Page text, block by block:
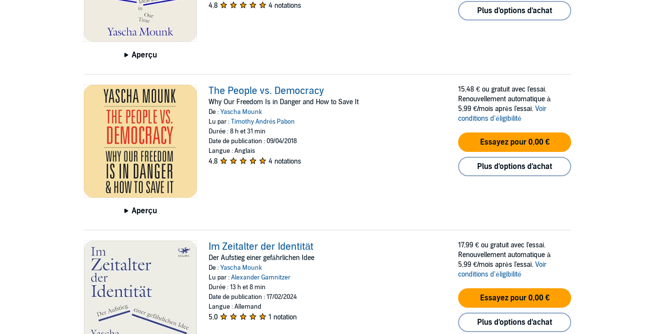
Aperçu
4,8 4 notations
Plus d'options d'achat
Aperçu
The People vs. Democracy
Why Our Freedom Is in Danger and How to Save It
De :Yascha Mounk
Lu par :Timothy Andrés Pabon
Durée : 8 h et 31 min
Date de publication : 09/04/2018
Langue : Anglais
4,8 4 notations
15,48 € ou gratuit avec l'essai.
Renouvellement automatique à
5,99 €/mois après l'essai. Voir
conditions d'éligibilité
Essayez pour 0,00 €
Plus d'options d'achat
Im Zeitalter der Identität
Der Aufstieg einer gefährlichen Idee
De :Yascha Mounk
Lu par :Alexander Gamnitzer
Durée : 13 h et 8 min
Date de publication : 17/02/2024
Langue : Allemand
5,0 1 notation
17,99 € ou gratuit avec l'essai.
Renouvellement automatique à
5,99 €/mois après l'essai. Voir
conditions d'éligibilité
Essayez pour 0,00 €
Plus d'options d'achat